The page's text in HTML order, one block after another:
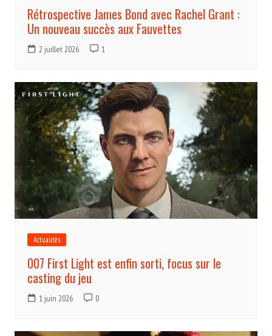
Rétrospective James Bond avec Rachel Grant :
Un nouveau succès aux Fauvettes
2 juillet 2026 1
Actualités
007 First Light est enfin sorti, focus sur le
casting du jeu
1 juin 2026 0